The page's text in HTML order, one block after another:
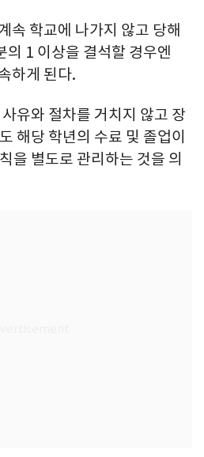
속 학교에 나가지 않고 당해
의 1 이상을 결석할 경우엔
하게 된다.
유와 절차를 거치지 않고 장
해당 학년의 수료 및 졸업이
을 별도로 관리하는 것을 의